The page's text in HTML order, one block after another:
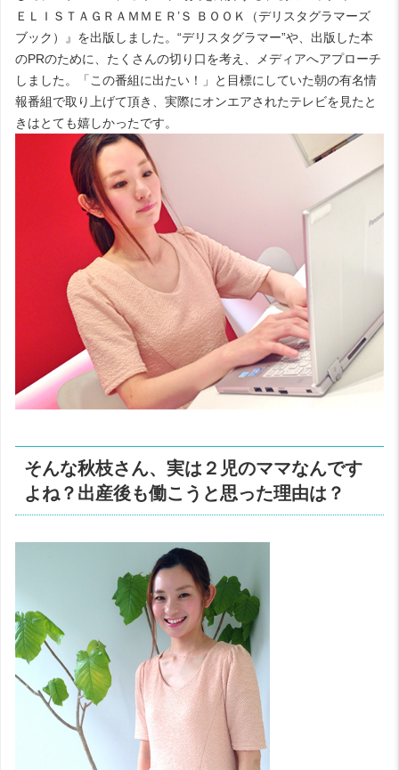
ＥＬＩＳＴＡＧＲＡＭＭＥＲ’Ｓ ＢＯＯＫ（デリスタグラマーズ
ブック）』を出版しました。“デリスタグラマー”や、出版した本
のPRのために、たくさんの切り口を考え、メディアへアプローチ
しました。「この番組に出たい！」と目標にしていた朝の有名情
報番組で取り上げて頂き、実際にオンエアされたテレビを見たと
きはとても嬉しかったです。
そんな秋枝さん、実は２児のママなんです
よね？出産後も働こうと思った理由は？